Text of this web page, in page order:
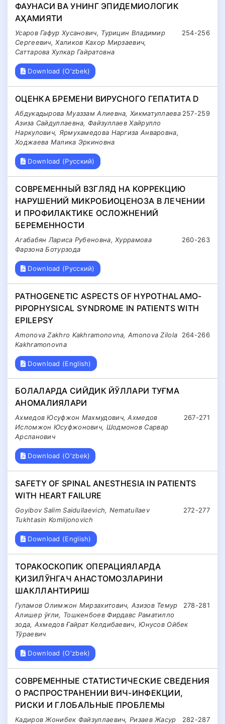
ФАУНАСИ ВА УНИНГ ЭПИДЕМИОЛОГИК
АҲАМИЯТИ
254-256
Усаров Гафур Хусанович, Турицин Владимир
Сергеевич, Халиков Кахор Мирзаевич,
Саттарова Хулкар Гайратовна
Download (O'zbek)
ОЦЕНКА БРЕМЕНИ ВИРУСНОГО ГЕПАТИТА D
257-259
Абдукадырова Муаззам Алиевна, Хикматуллаева
Азиза Сайдуллаевна, Файзуллаев Хайрулло
Наркулович, Ярмухамедова Наргиза Анваровна,
Ходжаева Малика Эркиновна
Download (Русский)
СОВРЕМЕННЫЙ ВЗГЛЯД НА КОРРЕКЦИЮ
НАРУШЕНИЙ МИКРОБИОЦЕНОЗА В ЛЕЧЕНИИ
И ПРОФИЛАКТИКЕ ОСЛОЖНЕНИЙ
БЕРЕМЕННОСТИ
260-263
Агабабян Лариса Рубеновна, Хуррамова
Фарзона Ботурзода
Download (Русский)
PATHOGENETIC ASPECTS OF HYPOTHALAMO-
PIPOPHYSICAL SYNDROME IN PATIENTS WITH
EPILEPSY
264-266
Amonova Zakhro Kakhramonovna, Amonova Zilola
Kakhramonovna
Download (English)
БОЛАЛАРДА СИЙДИК ЙЎЛЛАРИ ТУҒМА
АНОМАЛИЯЛАРИ
267-271
Ахмедов Юсуфжон Махмудович, Ахмедов
Исломжон Юсуфжонович, Шодмонов Сарвар
Арсланович
Download (O'zbek)
SAFETY OF SPINAL ANESTHESIA IN PATIENTS
WITH HEART FAILURE
272-277
Goyibov Salim Saidullaevich, Nematullaev
Tukhtasin Komiljonovich
Download (English)
ТОРАКОСКОПИК ОПЕРАЦИЯЛАРДА
ҚИЗИЛЎНГАЧ АНАСТОМОЗЛАРИНИ
ШАКЛЛАНТИРИШ
278-281
Гуламов Олимжон Мирзахитович, Азизов Темур
Алишер ўғли, Тошкенбоев Фирдавс Раматилло
зода, Ахмедов Ғайрат Келдибаевич, Юнусов Ойбек
Тўраевич
Download (O'zbek)
СОВРЕМЕННЫЕ СТАТИСТИЧЕСКИЕ СВЕДЕНИЯ
О РАСПРОСТРАНЕНИИ ВИЧ-ИНФЕКЦИИ,
РИСКИ И ГЛОБАЛЬНЫЕ ПРОБЛЕМЫ
282-287
Кадиров Жонибек Файзуллаевич, Ризаев Жасур